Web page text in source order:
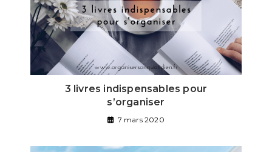
3 livres indispensables pour
s’organiser
7 mars 2020